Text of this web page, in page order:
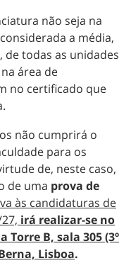
não seja na
a média,
todas as unidades
área de
no certificado que
não cumprirá o
para os
de, neste caso,
de uma prova de
às candidaturas de
irá realizar-se no
Torre B, sala 305 (3º
Lisboa.